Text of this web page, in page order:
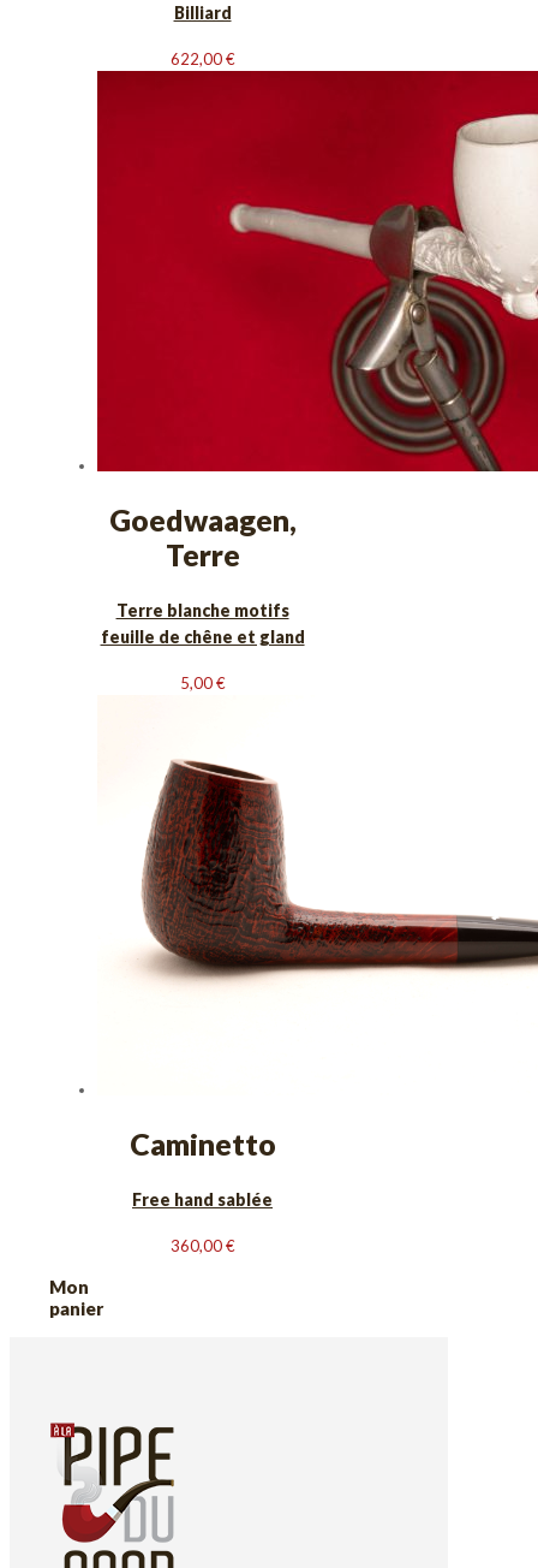
Billiard
622,00€
Goedwaagen,
Terre
Terre blanche motifs
feuille de chêne et gland
5,00€
Caminetto
Free hand sablée
360,00€
Mon
panier